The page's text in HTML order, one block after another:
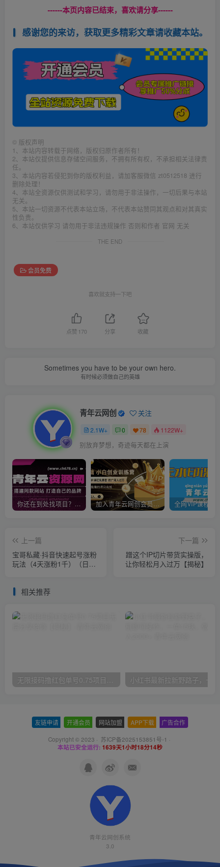
------本页内容已结束，喜欢请分享------
感谢您的来访，获取更多精彩文章请收藏本站。
© 版权声明
1、本站内容转载于网络，版权归原作者所有！
2、本站仅提供信息存储空间服务，不拥有所有权，不承担相关法律责
任。
3、本站内容若侵犯到你的版权利益，请加客服微信 zt0512518 进行
删除处理！
4、本站全资源仅供测试和学习，请勿用于非法操作，一切后果与本站
无关。
5、本站一切资源不代表本站立场，不代表本站赞同其观点和对其真实
性负责。
6、本站仅供学习 请勿用于非法违规操作 否则和作者 官网 无关
THE END
会员免费
喜欢就支持一下吧
点赞 170 分享 收藏
Sometimes you have to be your own hero.
有时候必须做自己的英雄
青年云网创 关注
2.1W+ 0 78 1122W+
别放弃梦想，奇迹每天都在上演
你还在到处找项目？还在当韭菜？我靠卖项目一个月收入5万+，曾经我也是个失败者。 加入青年云网创会员，全站资源免费学习。加入高级合伙人，推广日入1000+
上一篇
宝哥私藏·抖音快速起号涨粉
玩法（4天涨粉1千）（日赚
下一篇
蹭这个IP切片带货实操版，
让你轻松月入过万【揭秘】
相关推荐
无限接码撸红包单号0.75项目无偿分享给你【揭秘】
友链申请 开通会员 网站加盟 APP下载 广告合作
Copyright © 2023 · 苏ICP备2025153851号-1 ·
本站已安全运行: 1639天1小时18分15秒
青年云网创系统
3.0